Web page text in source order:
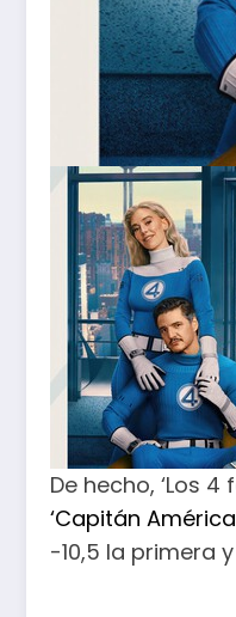
De hecho, ‘Los
‘Capitán
-10,5 la primera